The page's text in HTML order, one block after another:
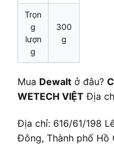
Trọn
g
lượn
g
300
g
Mua Dewalt ở đâu?
WETECH VIỆT Địa
Địa chỉ: 616/61/198
Đông, Thành phố Hồ